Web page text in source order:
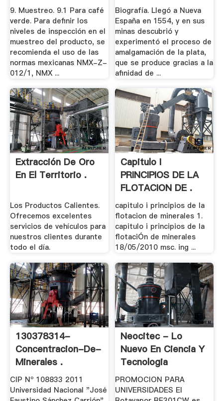
9. Muestreo. 9.1 Para café
verde. Para definir los
niveles de inspección en el
muestreo del producto, se
recomienda el uso de las
normas mexicanas NMX-Z-
012/1, NMX ...
Biografía. Llegó a Nueva
España en 1554, y en sus
minas descubrió y
experimentó el proceso de
amalgamación de la plata,
que se produce gracias a la
afinidad de ...
Extracción De Oro
En El Territorio .
Los Productos Calientes.
Ofrecemos excelentes
servicios de vehículos para
nuestros clientes durante
todo el día.
Capitulo I
PRINCIPIOS DE LA
FLOTACION DE .
capitulo i principios de la
flotacion de minerales 1.
capitulo i principios de la
flotaciÓn de minerales
18/05/2010 msc. ing ...
130378314-
Concentracion-De-
Minerales .
CIP Nº 108833 2011
Universidad Nacional "José
Neocitec - Lo
Nuevo En Ciencia Y
Tecnologia
PROMOCION PARA
UNIVERSIDADES El